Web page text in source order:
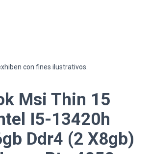
con fines ilustrativos.
Msi Thin 15
I5-13420h
Ddr4 (2 X8gb)